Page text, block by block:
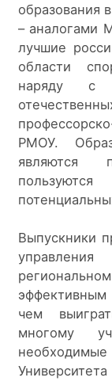
образования
– аналогами
лучшие
области
наряду с
РМОУ.
являются
Выпускники
чем
многому